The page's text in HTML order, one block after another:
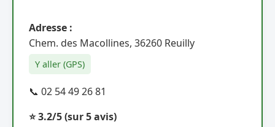
Adresse :
Chem. des Macollines, 36260 Reuilly
Y aller (GPS)
📞 02 54 49 26 81
⭐ 3.2/5(sur 5 avis)